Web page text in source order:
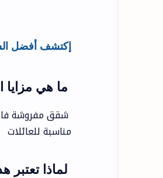
إكتشف أفضل
ما هي مزايا
شقق مفروشة
مناسبة للعائلات
لماذا تعتبر